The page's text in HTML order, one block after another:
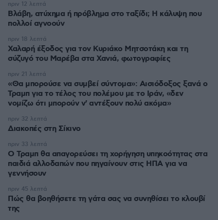
Βλάβη, ατύχημα ή πρόβλημα στο ταξίδι; Η κάλυψη που
πολλοί αγνοούν
πριν 12 λεπτά
Χαλαρή έξοδος για τον Κυριάκο Μητσοτάκη και τη
σύζυγό του Μαρέβα στα Χανιά, φωτογραφίες
πριν 18 λεπτά
«Θα μπορούσε να συμβεί σύντομα»: Αισιόδοξος ξανά ο
Τραμπ για το τέλος του πολέμου με το Ιράν, «δεν
νομίζω ότι μπορούν ν' αντέξουν πολύ ακόμα»
πριν 21 λεπτά
Διακοπές στη Σίκινο
πριν 32 λεπτά
Ο Τραμπ θα απαγορεύσει τη χορήγηση υπηκοότητας στα
παιδιά αλλοδαπών που πηγαίνουν στις ΗΠΑ για να
γεννήσουν
πριν 33 λεπτά
Πώς θα βοηθήσετε τη γάτα σας να συνηθίσει το κλουβί
της
πριν 45 λεπτά